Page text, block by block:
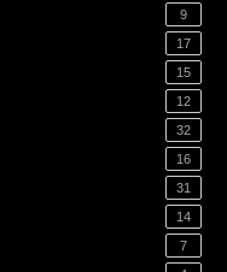
9
17
15
12
32
16
31
14
7